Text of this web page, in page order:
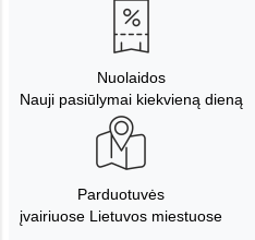
Nuolaidos
Nauji pasiūlymai kiekvieną dieną
Parduotuvės
įvairiuose Lietuvos miestuose